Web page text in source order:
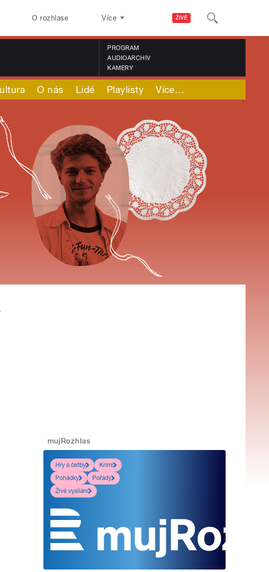
ŽIVĚ
O rozhlase Více
PROGRAM
AUDIOARCHIV
KAMERY
O nás Lidé Playlisty Více…
mujRozhlas
Hry a četby
Krimi
Pohádky
Pořady
Živé vysílání